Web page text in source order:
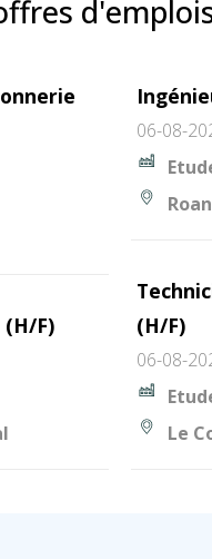
F)
06-08-
(H/F)
06-08-
Le